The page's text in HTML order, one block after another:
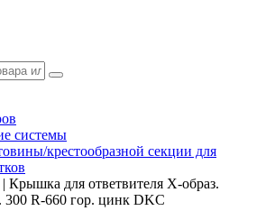
системы
крестообразной секции для
для ответвителя X-образ.
300 R-660 гор. цинк DKC